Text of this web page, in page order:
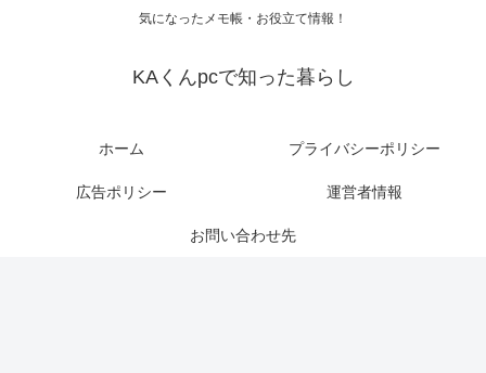
気になったメモ帳・お役立て情報！
KAくんpcで知った暮らし
ホーム プライバシーポリシー
広告ポリシー 運営者情報
お問い合わせ先